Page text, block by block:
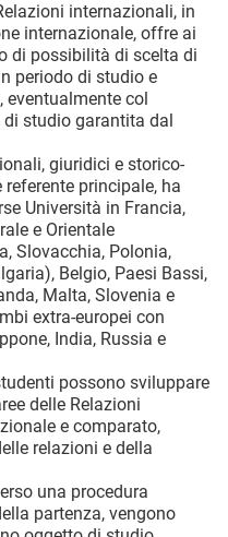
internazionali, in
internazionale, offre ai
di possibilità di scelta di
periodo di studio e
eventualmente col
studio garantita dal
giuridici e storico-
principale, ha
Università in Francia,
e Orientale
Slovacchia, Polonia,
Belgio, Paesi Bassi,
Malta, Slovenia e
extra-europei con
India, Russia e
possono sviluppare
delle Relazioni
e comparato,
relazioni e della
una procedura
partenza, vengono